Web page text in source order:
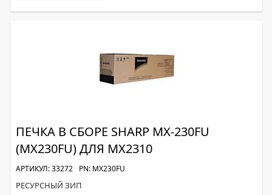
ПЕЧКА В СБОРЕ SHARP MX-230FU
(MX230FU) ДЛЯ MX2310
АРТИКУЛ: 33272 PN: MX230FU
РЕСУРСНЫЙ ЗИП